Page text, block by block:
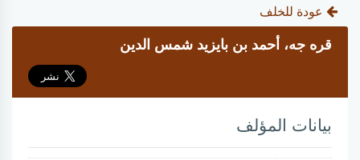
عودة للخلف
قره جه، أحمد بن بايزيد شمس الدين
بيانات المؤلف